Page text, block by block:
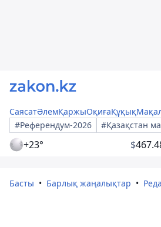
СаясатӘлемҚаржыОқиғаҚұқық
#Референдум-2026
#Қазақстан
+23° $
Басты Барлық жаңалықтар